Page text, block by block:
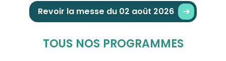
Revoir la messe du 02 août 2026
TOUS NOS PROGRAMMES